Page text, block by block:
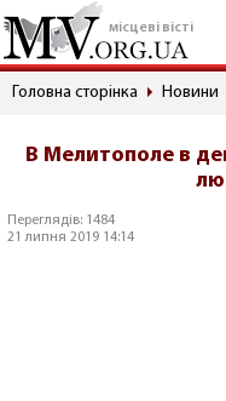
місцеві вісті
Головна сторінка Новини
В Мелитополе в
Переглядів: 1484
21 липня 2019 14:14